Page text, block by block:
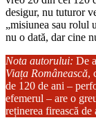
desigur, nu tuturor
„misiunea sau rolul
nu o dată, dar cine
Nota autorului: De
Viața Românească,
de 120 de ani –
efemerul – are o
reținerea firească